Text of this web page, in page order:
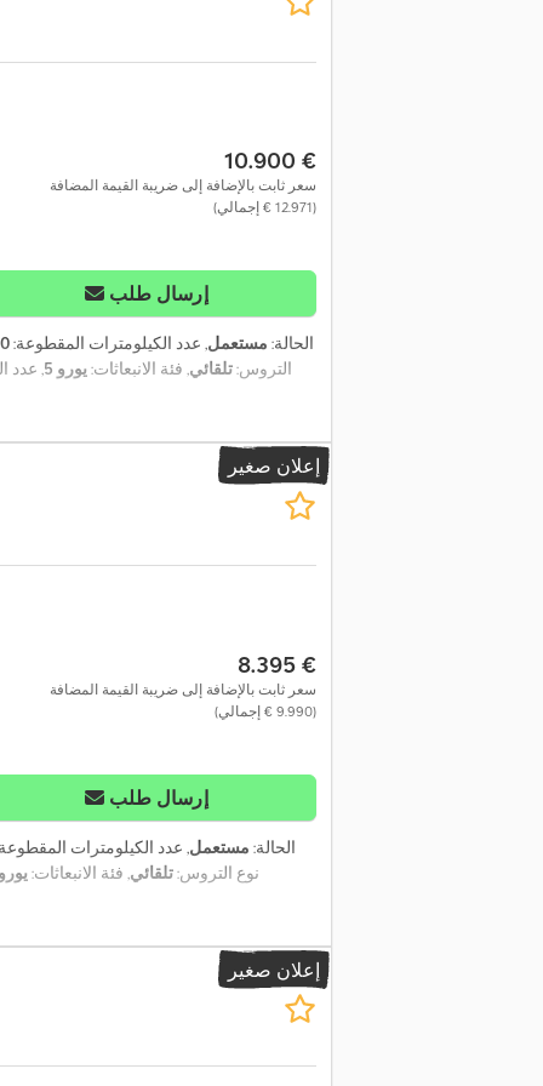
‏10.900 €
سعر ثابت بالإضافة إلى ضريبة القيمة المضافة
(‏12.971 € إجمالي)
إرسال طلب
الحالة: مستعمل, عدد الكيلومترات المقطوعة:
التروس:تلقائي, فئة الانبعاثات:يورو 5 , عدد
إعلان صغير
‏8.395 €
سعر ثابت بالإضافة إلى ضريبة القيمة المضافة
(‏9.990 € إجمالي)
إرسال طلب
الحالة: مستعمل, عدد الكيلومترات
نوع التروس:تلقائي, فئة الانبعاثات:يورو 5
إعلان صغير